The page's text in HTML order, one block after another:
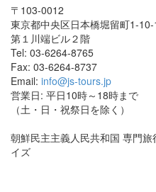
〒103-0012
東京都中央区日本橋堀留町1-10-
第１川端ビル２階
Tel: 03-6264-8765
Fax: 03-6264-8737
Email: info@js-tours.jp
営業日: 平日10時～18時まで
（土・日・祝祭日を除く）
朝鮮民主主義人民共和国 専門
イズ